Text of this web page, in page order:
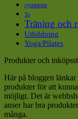
symptom
Te
Träning och
Utbildning
Yoga/Pilates
Produkter och
Här på bloggen
produkter för att
möjligt. Det är
anser har bra
många.